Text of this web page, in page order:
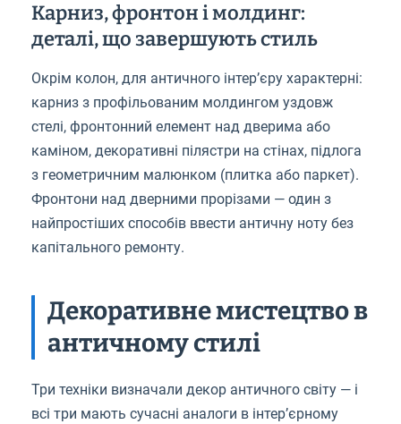
Карниз, фронтон і молдинг:
деталі, що завершують стиль
Окрім колон, для античного інтер’єру характерні:
карниз з профільованим молдингом уздовж
стелі, фронтонний елемент над дверима або
каміном, декоративні пілястри на стінах, підлога
з геометричним малюнком (плитка або паркет).
Фронтони над дверними прорізами — один з
найпростіших способів ввести античну ноту без
капітального ремонту.
Декоративне мистецтво в
античному стилі
Три техніки визначали декор античного світу — і
всі три мають сучасні аналоги в інтер’єрному